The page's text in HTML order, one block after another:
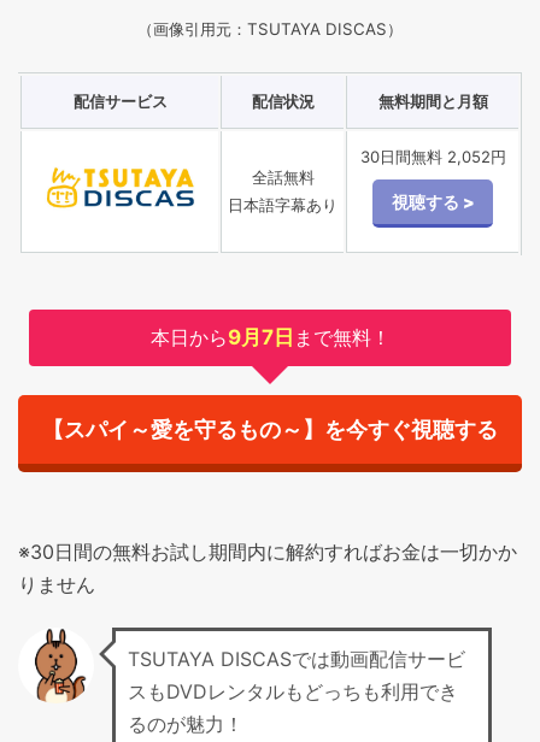
（画像引用元：TSUTAYA DISCAS）
配信サービス 配信状況 無料期間と月額
全話無料
日本語字幕あり
30日間無料 2,052円
本日から9月7日 まで無料！
【スパイ～愛を守るもの～】を今すぐ視聴する
※30日間の無料お試し期間内に解約すればお金は一切かか
りません
TSUTAYA DISCASでは動画配信サービ
スもDVDレンタルもどっちも利用でき
るのが魅力！